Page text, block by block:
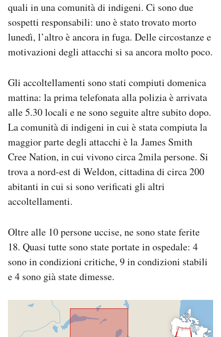
Area Personale
Newsletter
Notifiche mobile
Hai bisogno di aiuto?
quali in una comunità di indigeni. Ci sono due
sospetti responsabili: uno è stato trovato morto
lunedì, l’altro è ancora in fuga. Delle circostanze e
motivazioni degli attacchi si sa ancora molto poco.
Gli accoltellamenti sono stati compiuti domenica
mattina: la prima telefonata alla polizia è arrivata
alle 5.30 locali e ne sono seguite altre subito dopo.
La comunità di indigeni in cui è stata compiuta la
maggior parte degli attacchi è la James Smith
Cree Nation, in cui vivono circa 2mila persone. Si
trova a nord-est di Weldon, cittadina di circa 200
abitanti in cui si sono verificati gli altri
accoltellamenti.
Oltre alle 10 persone uccise, ne sono state ferite
18. Quasi tutte sono state portate in ospedale: 4
sono in condizioni critiche, 9 in condizioni stabili
e 4 sono già state dimesse.